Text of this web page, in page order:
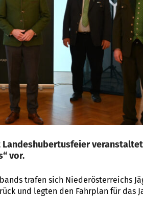
vor.
trafen sich Niederösterreichs
und legten den Fahrplan für das